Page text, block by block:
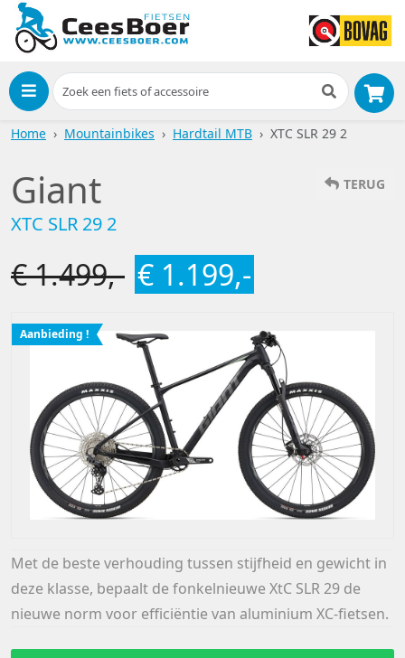
Menu
Home Mountainbikes Hardtail MTB XTC SLR 29 2
TERUG
Giant
XTC SLR 29 2
€ 1.499,- € 1.199,-
Aanbieding !
Met de beste verhouding tussen stijfheid en gewicht in
deze klasse, bepaalt de fonkelnieuwe XtC SLR 29 de
nieuwe norm voor efficiëntie van aluminium XC-fietsen.